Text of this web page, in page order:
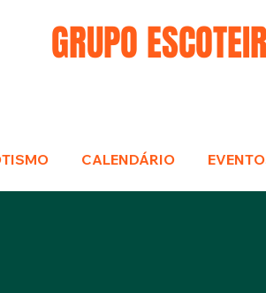
GRUPO
CALENDÁRIO